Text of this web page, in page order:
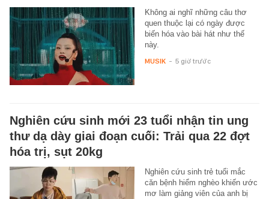
Không ai nghĩ những câu thơ
quen thuộc lại có ngày được
biến hóa vào bài hát như thế
này.
MUSIK - 5 giờ trước
Nghiên cứu sinh mới 23 tuổi nhận tin ung
thư dạ dày giai đoạn cuối: Trải qua 22 đợt
hóa trị, sụt 20kg
Nghiên cứu sinh trẻ tuổi mắc
căn bệnh hiểm nghèo khiến ước
mơ làm giảng viên của anh bị